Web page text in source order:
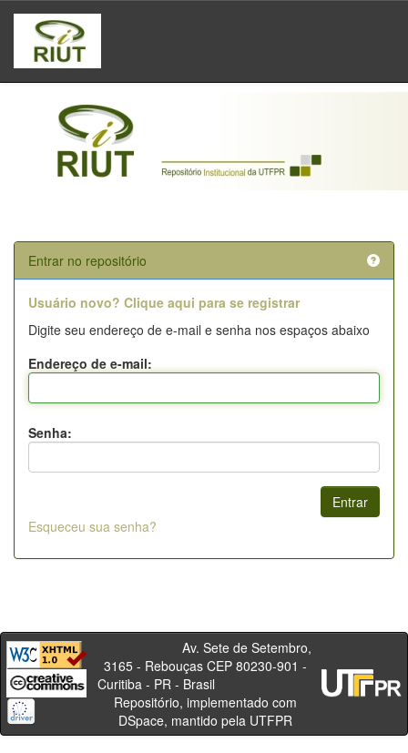
Skip
navigation
Entrar no repositório
Usuário novo? Clique aqui para se registrar
Digite seu endereço de e-mail e senha nos espaços abaixo
Endereço de e-mail:
Senha:
Esqueceu sua senha?
Av. Sete de Setembro,
3165 - Rebouças CEP 80230-901 -
Curitiba - PR - Brasil
Repositório, implementado com
DSpace, mantido pela UTFPR